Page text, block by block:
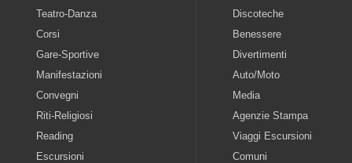
Teatro-Danza
Corsi
Gare-Sportive
Manifestazioni
Convegni
Riti-Religiosi
Reading
Escursioni
Discoteche
Benessere
Divertimenti
Auto/Moto
Media
Agenzie Stampa
Viaggi Escursioni
Comuni